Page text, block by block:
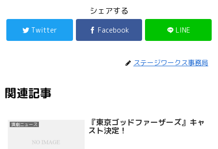
シェアする
Twitter Facebook LINE
ステージワークス事務局
関連記事
演劇ニュース 『東京ゴッドファーザーズ』キャ
スト決定！